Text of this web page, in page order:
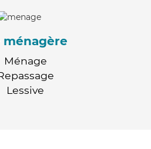
ménagère
Ménage
Lessive